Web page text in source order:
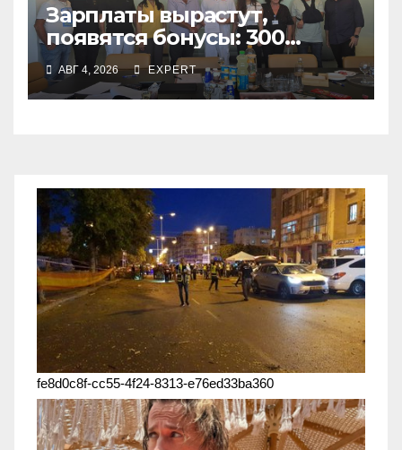
Зарплаты вырастут,
появятся бонусы: 300
сотрудников «Штраус»
получили новый
коллективный договор
АВГ 4, 2026 EXPERT
fe8d0c8f-cc55-4f24-8313-e76ed33ba360